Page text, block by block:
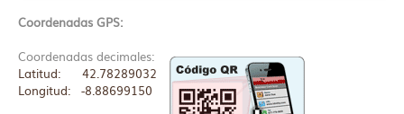
Coordenadas GPS:
Coordenadas decimales:
Latitud: 42.78289032
Longitud: -8.88699150